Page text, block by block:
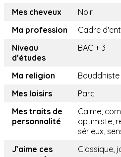
Mes cheveux
Noir
Ma profession
Cadre
Niveau
d’études
BAC + 3
Ma religion
Bouddhiste
Mes loisirs
Parc
Mes traits de
personnalité
Calme,
optimiste,
sérieux,
J’aime ces
Classique,